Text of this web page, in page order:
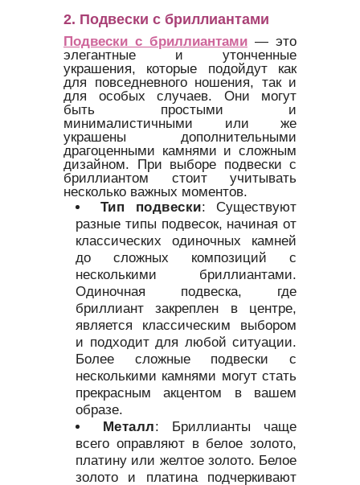
2. Подвески с бриллиантами
Подвески с бриллиантами — это
элегантные и утонченные
украшения, которые подойдут как
для повседневного ношения, так и
для особых случаев. Они могут
быть простыми и
минималистичными или же
украшены дополнительными
драгоценными камнями и сложным
дизайном. При выборе подвески с
бриллиантом стоит учитывать
несколько важных моментов.
Тип подвески: Существуют
разные типы подвесок, начиная от
классических одиночных камней
до сложных композиций с
несколькими бриллиантами.
Одиночная подвеска, где
бриллиант закреплен в центре,
является классическим выбором
и подходит для любой ситуации.
Более сложные подвески с
несколькими камнями могут стать
прекрасным акцентом в вашем
образе.
Металл: Бриллианты чаще
всего оправляют в белое золото,
платину или желтое золото. Белое
золото и платина подчеркивают